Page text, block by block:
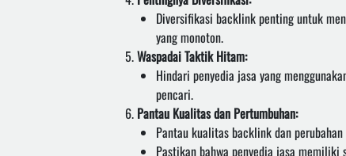
Diversifikasi backlink penting untuk
yang monoton.
Waspadai Taktik Hitam:
Hindari penyedia jasa yang
pencari.
Pantau Kualitas dan Pertumbuhan:
Pantau kualitas backlink dan
Pastikan bahwa penyedia jasa